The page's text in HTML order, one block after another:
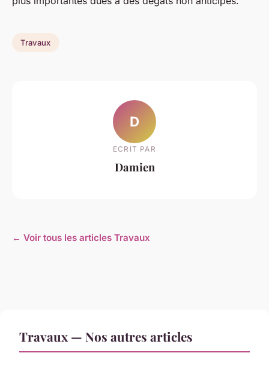
Travaux
D
ECRIT PAR
Damien
← Voir tous les articles Travaux
Travaux — Nos autres articles